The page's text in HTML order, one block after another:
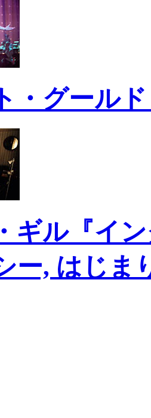
・グール
ギル『イ
ー, はじま